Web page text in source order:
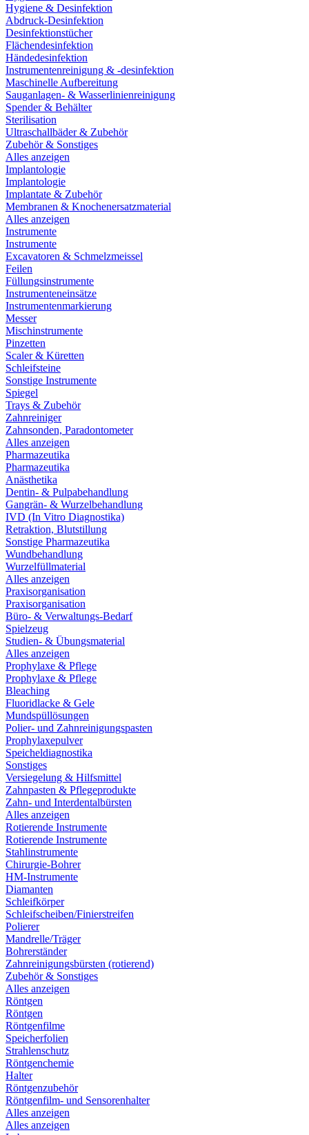
Hygiene & Desinfektion
Abdruck-Desinfektion
Desinfektionstücher
Flächendesinfektion
Händedesinfektion
Instrumentenreinigung & -desinfektion
Maschinelle Aufbereitung
Sauganlagen- & Wasserlinienreinigung
Spender & Behälter
Sterilisation
Ultraschallbäder & Zubehör
Zubehör & Sonstiges
Alles anzeigen
Implantologie
Implantologie
Implantate & Zubehör
Membranen & Knochenersatzmaterial
Alles anzeigen
Instrumente
Instrumente
Excavatoren & Schmelzmeissel
Feilen
Füllungsinstrumente
Instrumenteneinsätze
Instrumentenmarkierung
Messer
Mischinstrumente
Pinzetten
Scaler & Küretten
Schleifsteine
Sonstige Instrumente
Spiegel
Trays & Zubehör
Zahnreiniger
Zahnsonden, Paradontometer
Alles anzeigen
Pharmazeutika
Pharmazeutika
Anästhetika
Dentin- & Pulpabehandlung
Gangrän- & Wurzelbehandlung
IVD (In Vitro Diagnostika)
Retraktion, Blutstillung
Sonstige Pharmazeutika
Wundbehandlung
Wurzelfüllmaterial
Alles anzeigen
Praxisorganisation
Praxisorganisation
Büro- & Verwaltungs-Bedarf
Spielzeug
Studien- & Übungsmaterial
Alles anzeigen
Prophylaxe & Pflege
Prophylaxe & Pflege
Bleaching
Fluoridlacke & Gele
Mundspüllösungen
Polier- und Zahnreinigungspasten
Prophylaxepulver
Speicheldiagnostika
Sonstiges
Versiegelung & Hilfsmittel
Zahnpasten & Pflegeprodukte
Zahn- und Interdentalbürsten
Alles anzeigen
Rotierende Instrumente
Rotierende Instrumente
Stahlinstrumente
Chirurgie-Bohrer
HM-Instrumente
Diamanten
Schleifkörper
Schleifscheiben/Finierstreifen
Polierer
Mandrelle/Träger
Bohrerständer
Zahnreinigungsbürsten (rotierend)
Zubehör & Sonstiges
Alles anzeigen
Röntgen
Röntgen
Röntgenfilme
Speicherfolien
Strahlenschutz
Röntgenchemie
Halter
Röntgenzubehör
Röntgenfilm- und Sensorenhalter
Alles anzeigen
Alles anzeigen